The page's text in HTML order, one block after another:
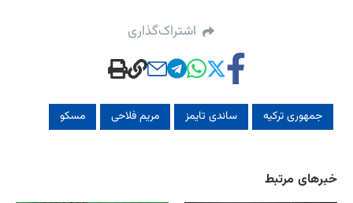
اشتراک‌گذاری
جمهوری ترکیه ساندی تایمز مریم فلاحی مسکو
خبرهای مرتبط